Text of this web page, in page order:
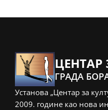
ЦЕНТАР
ГРАДА
Установа „Центар за
2009. године као нова